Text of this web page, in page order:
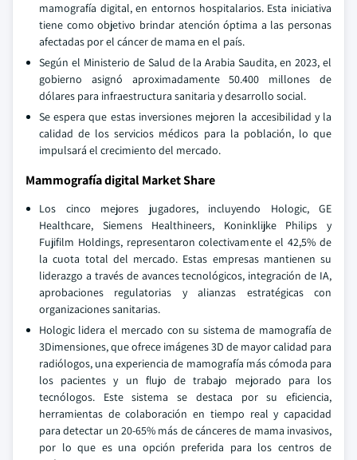
mamografía digital, en entornos hospitalarios. Esta iniciativa
tiene como objetivo brindar atención óptima a las personas
afectadas por el cáncer de mama en el país.
Según el Ministerio de Salud de la Arabia Saudita, en 2023, el
gobierno asignó aproximadamente 50.400 millones de
dólares para infraestructura sanitaria y desarrollo social.
Se espera que estas inversiones mejoren la accesibilidad y la
calidad de los servicios médicos para la población, lo que
impulsará el crecimiento del mercado.
Mammografía digital Market Share
Los cinco mejores jugadores, incluyendo Hologic, GE
Healthcare, Siemens Healthineers, Koninklijke Philips y
Fujifilm Holdings, representaron colectivamente el 42,5% de
la cuota total del mercado. Estas empresas mantienen su
liderazgo a través de avances tecnológicos, integración de IA,
aprobaciones regulatorias y alianzas estratégicas con
organizaciones sanitarias.
Hologic lidera el mercado con su sistema de mamografía de
3Dimensiones, que ofrece imágenes 3D de mayor calidad para
radiólogos, una experiencia de mamografía más cómoda para
los pacientes y un flujo de trabajo mejorado para los
tecnólogos. Este sistema se destaca por su eficiencia,
herramientas de colaboración en tiempo real y capacidad
para detectar un 20-65% más de cánceres de mama invasivos,
por lo que es una opción preferida para los centros de